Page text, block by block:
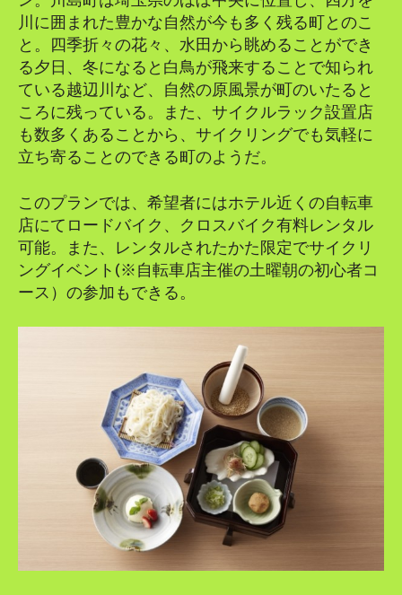
川に囲まれた豊かな自然が今も多く残る町とのこ
と。四季折々の花々、水田から眺めることができ
る夕日、冬になると白鳥が飛来することで知られ
ている越辺川など、自然の原風景が町のいたると
ころに残っている。また、サイクルラック設置店
も数多くあることから、サイクリングでも気軽に
立ち寄ることのできる町のようだ。
このプランでは、希望者にはホテル近くの自転車
店にてロードバイク、クロスバイク有料レンタル
可能。また、レンタルされたかた限定でサイクリ
ングイベント(※自転車店主催の土曜朝の初心者コ
ース）の参加もできる。